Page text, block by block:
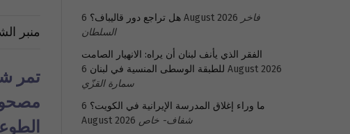
منبر
تمر
هل تراجع دور قاليباف؟ 6 August 2026 فاخر
السلطان
الفقر الذي يأنف لبنان أن يراه: الانهيار الصامت
للطبقة الوسطى المنسية في لبنان 6 August 2026
سمارة القزّي
ما وراء إغلاق المدرسة الإيرانية في الكويت؟ 6
August 2026 شفاف- خاص